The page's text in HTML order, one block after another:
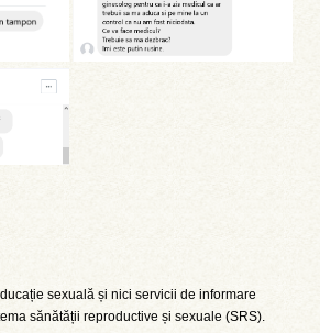
sexuală și nici servicii de informare
sănătății reproductive și sexuale (SRS).